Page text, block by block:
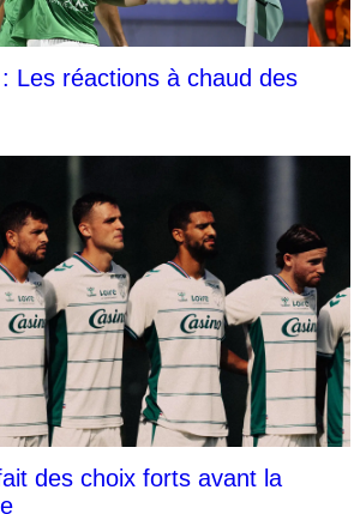
Les réactions à chaud des
des choix forts avant la